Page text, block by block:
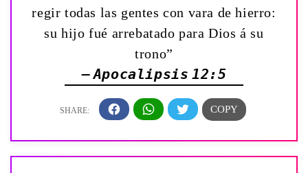
regir todas las gentes con vara de hierro:
su hijo fué arrebatado para Dios á su
trono”
— Apocalipsis 12:5